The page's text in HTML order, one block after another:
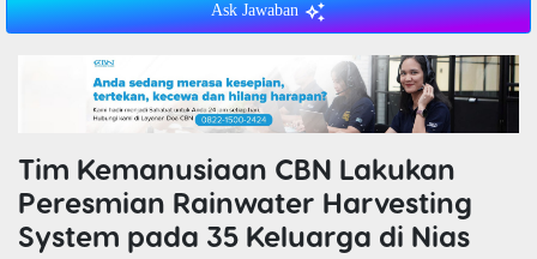
Ask Jawaban
Tim Kemanusiaan CBN Lakukan
Peresmian Rainwater Harvesting
System pada 35 Keluarga di Nias